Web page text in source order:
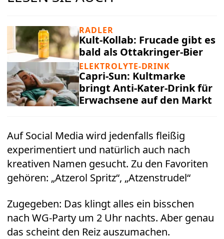
RADLER
Kult-Kollab: Frucade gibt es
bald als Ottakringer-Bier
ELEKTROLYTE-DRINK
Capri-Sun: Kultmarke
bringt Anti-Kater-Drink für
Erwachsene auf den Markt
Auf Social Media wird jedenfalls fleißig
experimentiert und natürlich auch nach
kreativen Namen gesucht. Zu den Favoriten
gehören: „Atzerol Spritz“, „Atzenstrudel“
Zugegeben: Das klingt alles ein bisschen
nach WG-Party um 2 Uhr nachts. Aber genau
das scheint den Reiz auszumachen.